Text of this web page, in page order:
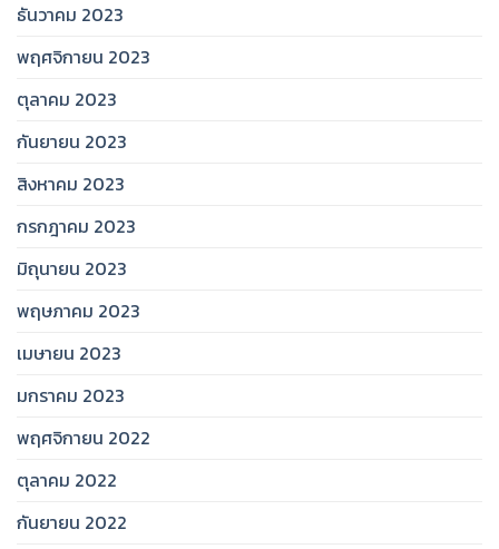
ธันวาคม 2023
พฤศจิกายน 2023
ตุลาคม 2023
กันยายน 2023
สิงหาคม 2023
กรกฎาคม 2023
มิถุนายน 2023
พฤษภาคม 2023
เมษายน 2023
มกราคม 2023
พฤศจิกายน 2022
ตุลาคม 2022
กันยายน 2022